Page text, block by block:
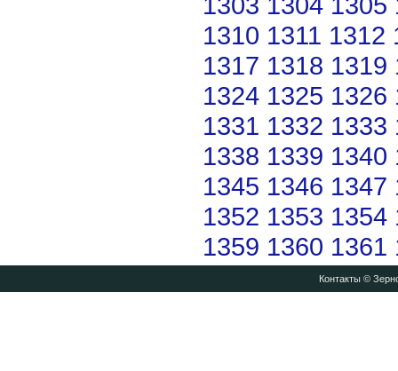
1310 1311 1312
1317 1318 1319
1324 1325 1326
1331 1332 1333
1338 1339 1340
1345 1346 1347
1352 1353 1354
1359 1360 1361
Контакты©